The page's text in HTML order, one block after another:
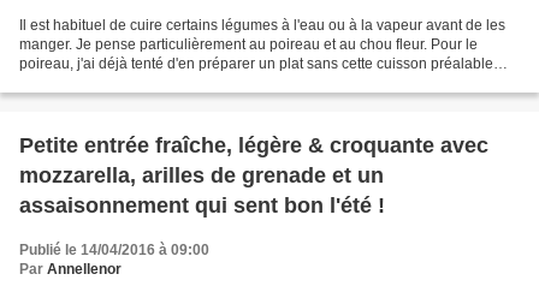
Il est habituel de cuire certains légumes à l'eau ou à la vapeur avant de les
manger. Je pense particulièrement au poireau et au chou fleur. Pour le
poireau, j'ai déjà tenté d'en préparer un plat sans cette cuisson préalable
Petite entrée fraîche, légère & croquante avec
mozzarella, arilles de grenade et un
assaisonnement qui sent bon l'été !
Publié le 14/04/2016 à 09:00
Par Annellenor